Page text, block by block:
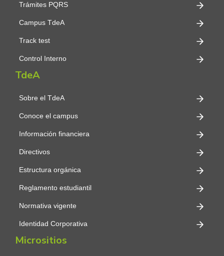
Trámites PQRS
Campus TdeA
Track test
Control Interno
TdeA
Sobre el TdeA
Conoce el campus
Información financiera
Directivos
Estructura orgánica
Reglamento estudiantil
Normativa vigente
Identidad Corporativa
Micrositios